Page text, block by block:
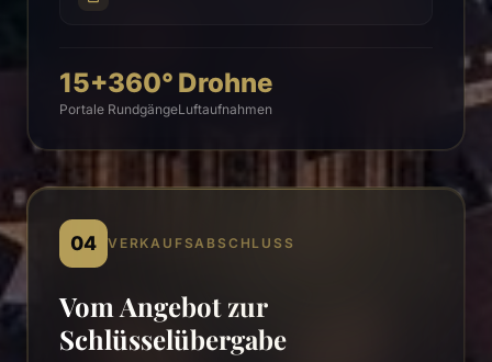
15+
Portale
360°
Rundgänge
Drohne
Luftaufnahmen
04 VERKAUFSABSCHLUSS
Vom Angebot zur
Schlüsselübergabe